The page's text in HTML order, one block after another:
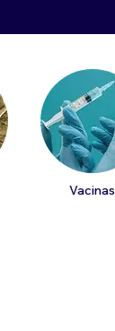
Vacinas